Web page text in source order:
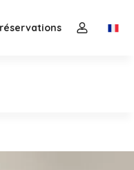
Ouvrez le